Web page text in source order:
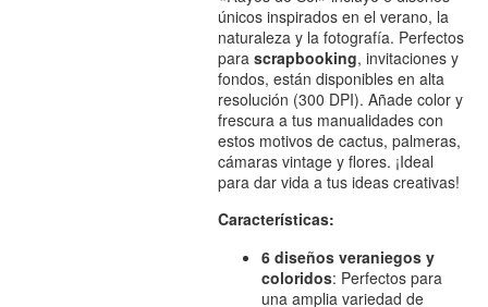
únicos inspirados en el verano, la
naturaleza y la fotografía. Perfectos
parascrapbooking, invitaciones y
fondos, están disponibles en alta
resolución (300 DPI). Añade color y
frescura a tus manualidades con
estos motivos de cactus, palmeras,
cámaras vintage y flores. ¡Ideal
para dar vida a tus ideas creativas!
Características:
6 diseños veraniegos y
coloridos: Perfectos para
una amplia variedad de